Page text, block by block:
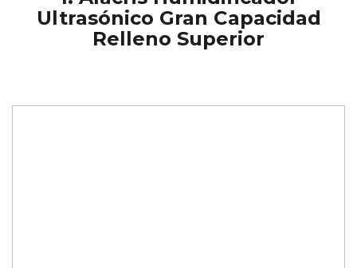
Ultrasónico Gran Capacidad
Relleno Superior